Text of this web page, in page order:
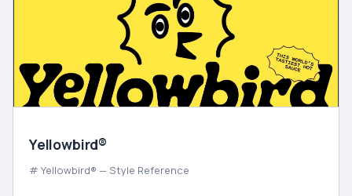
Yellowbird®
# Yellowbird® — Style Reference